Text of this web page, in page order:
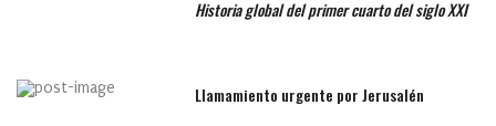
Historia global del primer cuarto del siglo XXI
Llamamiento urgente por Jerusalén